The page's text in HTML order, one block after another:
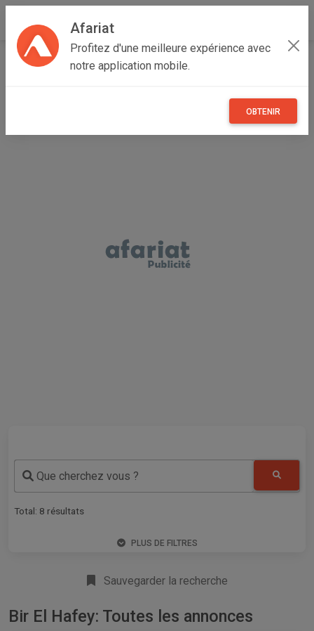
Afariat
Profitez d'une meilleure expérience avec
notre application mobile.
OBTENIR
Accueil Recherche Grand Centre
Que cherchez vous ?
Total: 8 résultats
PLUS DE FILTRES
Sauvegarder la recherche
Bir El Hafey: Toutes les annonces